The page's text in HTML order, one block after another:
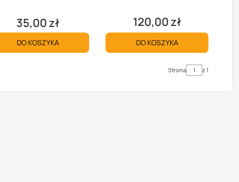
Cena
35,00 zł
DO KOSZYKA
Cena
120,00 zł
DO KOSZYKA
Strona z 1